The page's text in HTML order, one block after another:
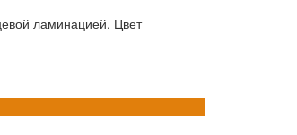
ламинацией. Цвет